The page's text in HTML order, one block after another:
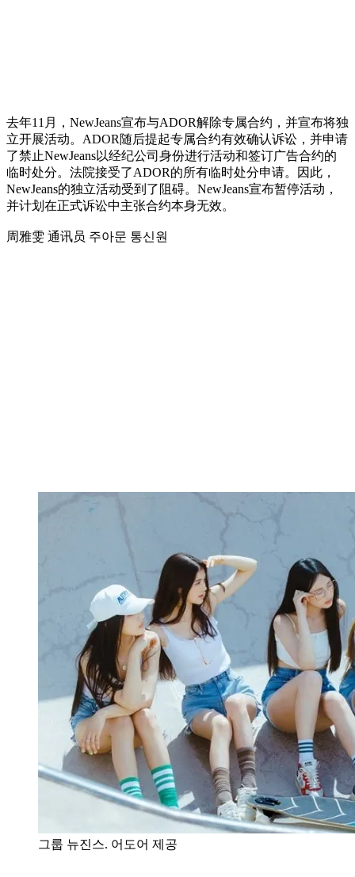
去年11月，NewJeans宣布与ADOR解除专属合约，并宣布将独
立开展活动。ADOR随后提起专属合约有效确认诉讼，并申请
了禁止NewJeans以经纪公司身份进行活动和签订广告合约的
临时处分。法院接受了ADOR的所有临时处分申请。因此，
NewJeans的独立活动受到了阻碍。NewJeans宣布暂停活动，
并计划在正式诉讼中主张合约本身无效。
周雅雯 通讯员 주아문 통신원
그룹 뉴진스. 어도어 제공